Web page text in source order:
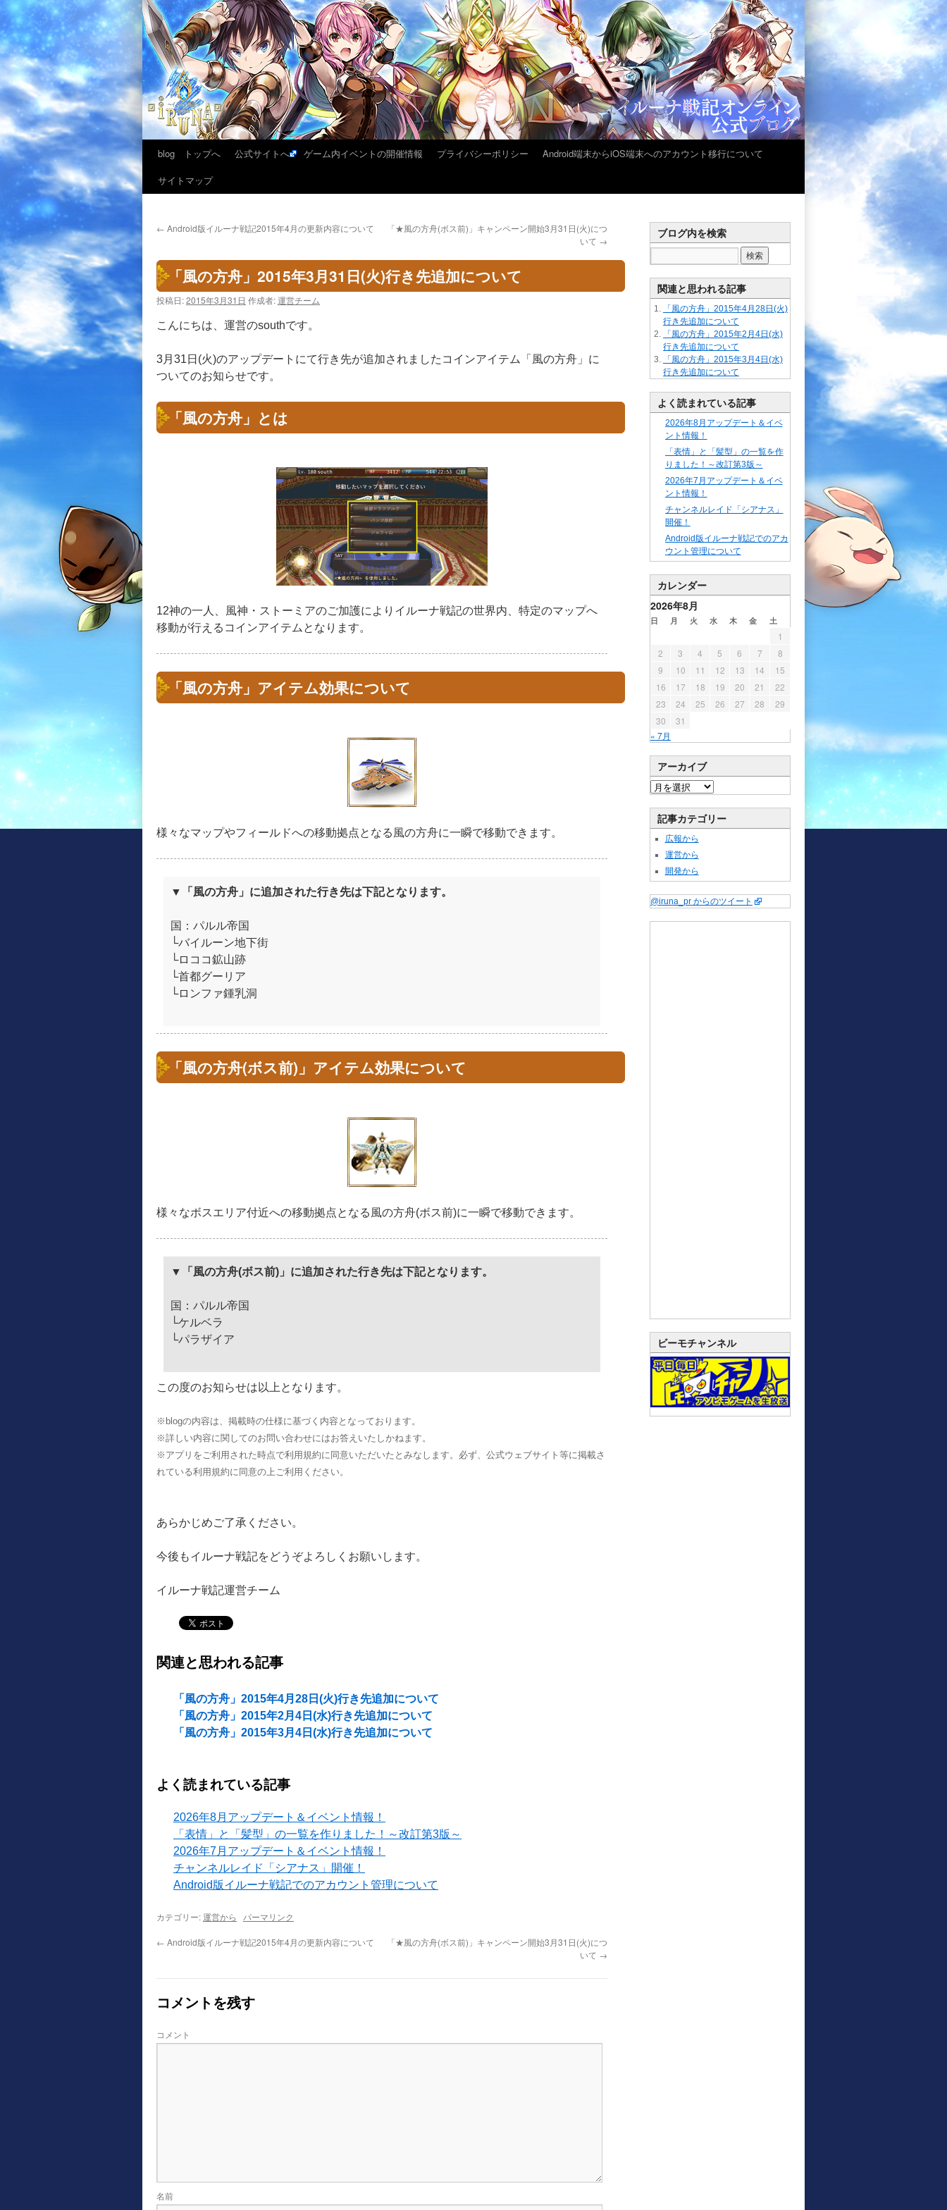
blog トップへ 公式サイトへ ゲーム内イベントの開催情報 プライバシーポリシー
Android端末からiOS端末へのアカウント移行について
サイトマップ
← Android版イルーナ戦記2015年4月の更新内容について
「★風の方舟(ボス前)」キャンペーン開始3月31日(火)につ
いて →
「風の方舟」2015年3月31日(火)行き先追加について
投稿日:2015年3月31日 作成者:運営チーム
こんにちは、運営のsouthです。
3月31日(火)のアップデートにて行き先が追加されましたコインアイテム「風の方舟」に
ついてのお知らせです。
「風の方舟」とは
12神の一人、風神・ストーミアのご加護によりイルーナ戦記の世界内、特定のマップへ
移動が行えるコインアイテムとなります。
「風の方舟」アイテム効果について
様々なマップやフィールドへの移動拠点となる風の方舟に一瞬で移動できます。
▼「風の方舟」に追加された行き先は下記となります。
国：パルル帝国
└バイルーン地下街
└ロココ鉱山跡
└首都グーリア
└ロンファ鍾乳洞
「風の方舟(ボス前)」アイテム効果について
様々なボスエリア付近への移動拠点となる風の方舟(ボス前)に一瞬で移動できます。
▼「風の方舟(ボス前)」に追加された行き先は下記となります。
国：パルル帝国
└ケルベラ
└パラザイア
この度のお知らせは以上となります。
※blogの内容は、掲載時の仕様に基づく内容となっております。
※詳しい内容に関してのお問い合わせにはお答えいたしかねます。
※アプリをご利用された時点で利用規約に同意いただいたとみなします。必ず、公式ウェブサイト等に掲載さ
れている利用規約に同意の上ご利用ください。
あらかじめご了承ください。
今後もイルーナ戦記をどうぞよろしくお願いします。
イルーナ戦記運営チーム
関連と思われる記事
「風の方舟」2015年4月28日(火)行き先追加について
「風の方舟」2015年2月4日(水)行き先追加について
「風の方舟」2015年3月4日(水)行き先追加について
よく読まれている記事
2026年8月アップデート＆イベント情報！
「表情」と「髪型」の一覧を作りました！～改訂第3版～
2026年7月アップデート＆イベント情報！
チャンネルレイド「シアナス」開催！
Android版イルーナ戦記でのアカウント管理について
カテゴリー:運営から パーマリンク
← Android版イルーナ戦記2015年4月の更新内容について
「★風の方舟(ボス前)」キャンペーン開始3月31日(火)につ
いて →
コメントを残す
コメント
名前
ブログ内を検索
関連と思われる記事
「風の方舟」2015年4月28日(火)
行き先追加について
「風の方舟」2015年2月4日(水)
行き先追加について
「風の方舟」2015年3月4日(水)
行き先追加について
よく読まれている記事
2026年8月アップデート＆イベ
ント情報！
「表情」と「髪型」の一覧を作
りました！～改訂第3版～
2026年7月アップデート＆イベ
ント情報！
チャンネルレイド「シアナス」
開催！
Android版イルーナ戦記でのアカ
ウント管理について
カレンダー
2026年8月
日 月 火 水 木 金 土
« 7月
1
2
3 4 5 6 7
8
9
10 11 12 13 14
15
16
17 18 19 20 21
22
23
24 25 26 27 28
29
30
31
アーカイブ
記事カテゴリー
広報から
運営から
開発から
@iruna_pr からのツイート
ビーモチャンネル